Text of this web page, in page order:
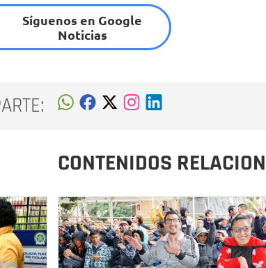
Síguenos en Google
Noticias
CONTENIDOS